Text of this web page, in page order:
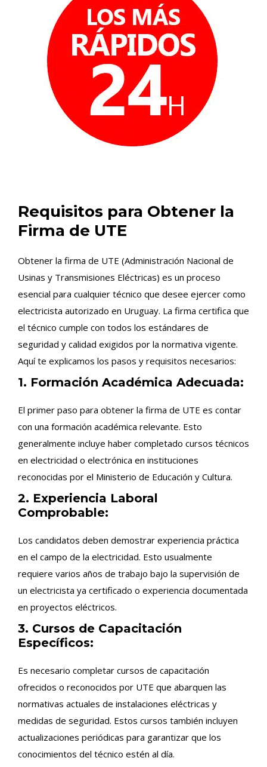
Requisitos para Obtener la
Firma de UTE
Obtener la firma de UTE (Administración Nacional de
Usinas y Transmisiones Eléctricas) es un proceso
esencial para cualquier técnico que desee ejercer como
electricista autorizado en Uruguay. La firma certifica que
el técnico cumple con todos los estándares de
seguridad y calidad exigidos por la normativa vigente.
Aquí te explicamos los pasos y requisitos necesarios:
1. Formación Académica Adecuada:
El primer paso para obtener la firma de UTE es contar
con una formación académica relevante. Esto
generalmente incluye haber completado cursos técnicos
en electricidad o electrónica en instituciones
reconocidas por el Ministerio de Educación y Cultura.
2. Experiencia Laboral
Comprobable:
Los candidatos deben demostrar experiencia práctica
en el campo de la electricidad. Esto usualmente
requiere varios años de trabajo bajo la supervisión de
un electricista ya certificado o experiencia documentada
en proyectos eléctricos.
3. Cursos de Capacitación
Específicos:
Es necesario completar cursos de capacitación
ofrecidos o reconocidos por UTE que abarquen las
normativas actuales de instalaciones eléctricas y
medidas de seguridad. Estos cursos también incluyen
actualizaciones periódicas para garantizar que los
conocimientos del técnico estén al día.